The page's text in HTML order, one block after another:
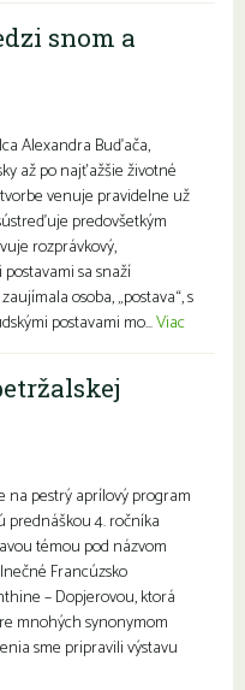
snom a
Alexandra Buďača,
až po najťažšie životné
venuje pravidelne už
predovšetkým
rozprávkový,
sa snaží
osoba, „postava“, s
postavami mo...Viac
na pestrý aprílový program
prednáškou 4. ročníka
témou pod názvom
Francúzsko
– Dopjerovou, ktorá
mnohých synonymom
sme pripravili výstavu